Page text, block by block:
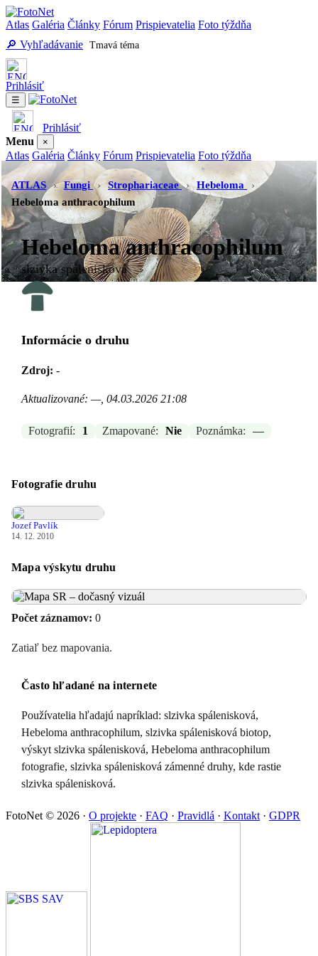
Atlas Galéria Články Fórum Prispievatelia Foto týždňa
🔎 Vyhľadávanie Tmavá téma
Prihlásiť
☰
Prihlásiť
Menu
×
Atlas Galéria Články Fórum Prispievatelia Foto týždňa
Vyhľadávanie
Tmavá téma
ATLAS › Fungi › Strophariaceae › Hebeloma
›
Hebeloma anthracophilum
Hebeloma anthracophilum
slzivka spálenisková
Informácie o druhu
Zdroj: -
Aktualizované: —, 04.03.2026 21:08
Fotografií: 1 Zmapované: Nie Poznámka: —
Fotografie druhu
Jozef Pavlík
14. 12. 2010
Mapa výskytu druhu
Počet záznamov: 0
Zatiaľ bez mapovania.
Často hľadané na internete
Používatelia hľadajú napríklad: slzivka spálenisková,
Hebeloma anthracophilum, slzivka spálenisková biotop,
výskyt slzivka spálenisková, Hebeloma anthracophilum
fotografie, slzivka spálenisková zámenné druhy, kde rastie
slzivka spálenisková.
FotoNet © 2026 · O projekte · FAQ · Pravidlá · Kontakt · GDPR